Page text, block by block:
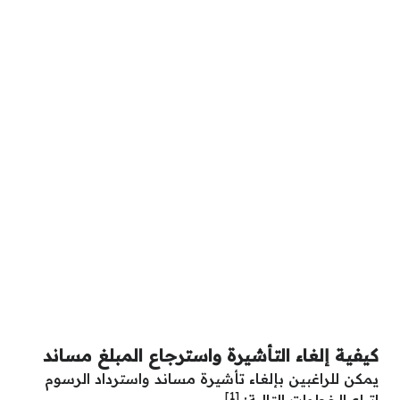
كيفية إلغاء التأشيرة واسترجاع المبلغ مساند
يمكن للراغبين بإلغاء تأشيرة مساند واسترداد الرسوم
[1]